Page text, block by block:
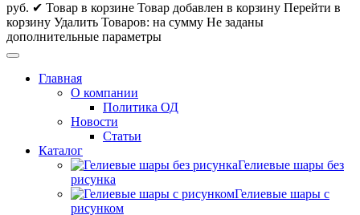
руб. ✔ Товар в корзине Товар добавлен в корзину Перейти в
корзину Удалить Товаров: на сумму Не заданы
дополнительные параметры
Главная
О компании
Политика ОД
Новости
Статьи
Каталог
Гелиевые шары без
рисунка
Гелиевые шары с
рисунком